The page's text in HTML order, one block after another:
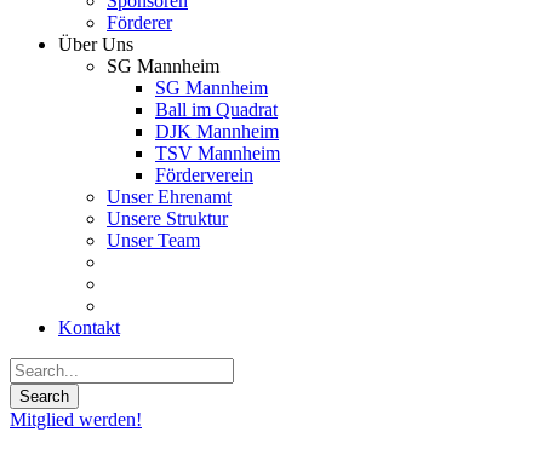
Förderer
Über Uns
SG Mannheim
SG Mannheim
Ball im Quadrat
DJK Mannheim
TSV Mannheim
Förderverein
Unser Ehrenamt
Unsere Struktur
Unser Team
Kontakt
Mitglied werden!